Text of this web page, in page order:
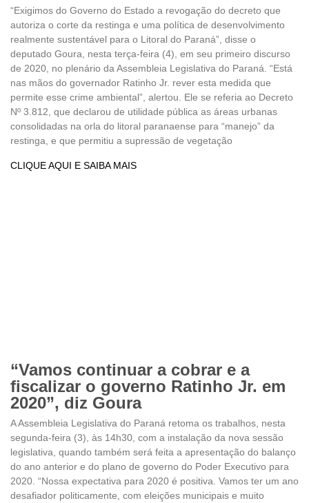
“Exigimos do Governo do Estado a revogação do decreto que
autoriza o corte da restinga e uma política de desenvolvimento
realmente sustentável para o Litoral do Paraná”, disse o
deputado Goura, nesta terça-feira (4), em seu primeiro discurso
de 2020, no plenário da Assembleia Legislativa do Paraná. “Está
nas mãos do governador Ratinho Jr. rever esta medida que
permite esse crime ambiental”, alertou. Ele se referia ao Decreto
Nº 3.812, que declarou de utilidade pública as áreas urbanas
consolidadas na orla do litoral paranaense para “manejo” da
restinga, e que permitiu a supressão de vegetação
CLIQUE AQUI E SAIBA MAIS
“Vamos continuar a cobrar e a
fiscalizar o governo Ratinho Jr. em
2020”, diz Goura
A Assembleia Legislativa do Paraná retoma os trabalhos, nesta
segunda-feira (3), às 14h30, com a instalação da nova sessão
legislativa, quando também será feita a apresentação do balanço
do ano anterior e do plano de governo do Poder Executivo para
2020. “Nossa expectativa para 2020 é positiva. Vamos ter um ano
desafiador politicamente, com eleições municipais e muito